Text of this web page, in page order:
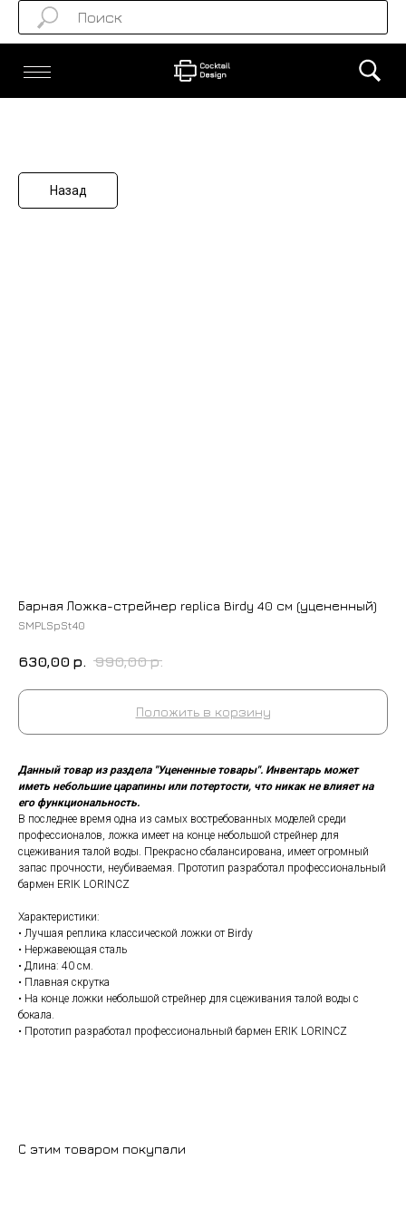
Назад
Барная Ложка-стрейнер replica Birdy 40 см (уцененный)
SMPLSpSt40
630,00 р. 990,00 р.
Положить в корзину
Данный товар из раздела "Уцененные товары". Инвентарь может
иметь небольшие царапины или потертости, что никак не влияет на
его функциональность.
В последнее время одна из самых востребованных моделей среди
профессионалов, ложка имеет на конце небольшой стрейнер для
сцеживания талой воды. Прекрасно сбалансирована, имеет огромный
запас прочности, неубиваемая. Прототип разработал профессиональный
бармен ERIK LORINCZ
Характеристики:
• Лучшая реплика классической ложки от Birdy
• Нержавеющая сталь
• Длина: 40 см.
• Плавная скрутка
• На конце ложки небольшой стрейнер для сцеживания талой воды с
бокала.
• Прототип разработал профессиональный бармен ERIK LORINCZ
С этим товаром покупали